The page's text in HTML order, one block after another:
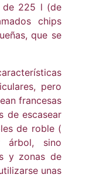
de 225 l (de
chips
que se
pero
francesas
de escasear
de roble (
árbol, sino
y zonas de
unas